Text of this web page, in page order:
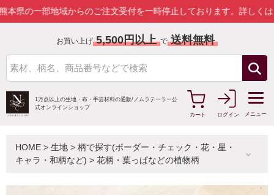
地域からのご注文受付を一時停止しております。詳しくはこちら
お買い上げ 5,500円以上 で 送料無料
1万点以上の生地・布・手芸材料の通販/ ノムラテーラー公
式オンラインショップ
カート
ログイン メニュー
HOME > 生地 > 柄で探す(ボーダー・チェック・花・星・
キャラ・和柄など) > 花柄・葉っぱなどの植物柄